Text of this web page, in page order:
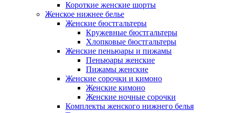
Короткие женские шорты
Женское нижнее белье
Женские бюстгальтеры
Кружевные бюстгальтеры
Хлопковые бюстгальтеры
Женские пеньюары и пижамы
Пеньюары женские
Пижамы женские
Женские сорочки и кимоно
Женские кимоно
Женские ночные сорочки
Комплекты женского нижнего белья